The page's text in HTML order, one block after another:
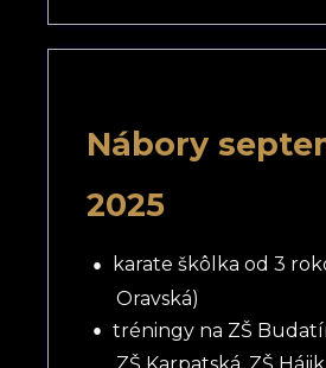
Nábory
2025
karate škôlka od 3
Oravská)
tréningy na ZŠ